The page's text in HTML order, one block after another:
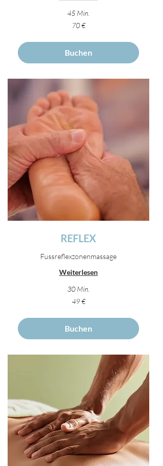
45 Min.
70 €
Buchen
REFLEX
Fussreflexzonenmassage
Weiterlesen
30 Min.
49 €
Buchen